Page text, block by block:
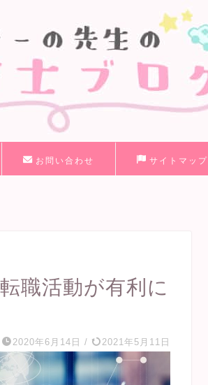
お問い合わせ サイトマップ
職活動が有利に
2020年6月14日 / 2021年5月11日